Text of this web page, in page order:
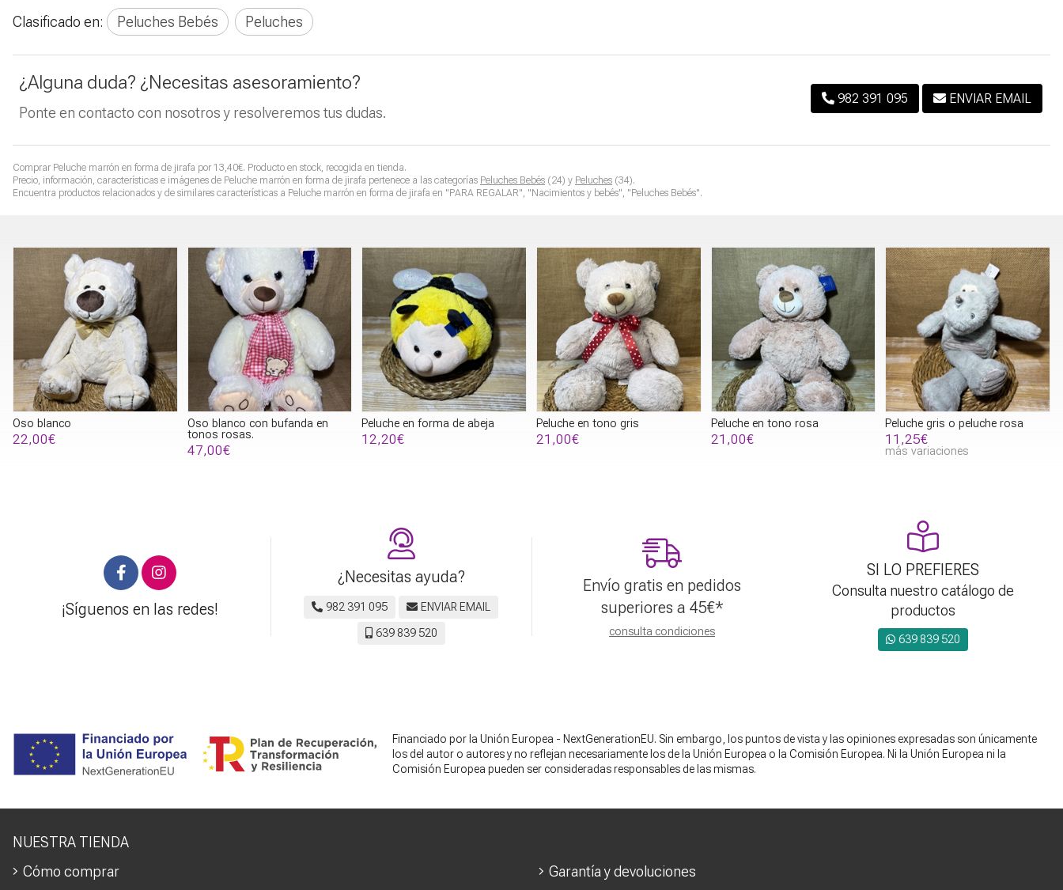
Comprar Peluche marrón en forma de jirafa por 13,40€. Producto en stock, recogida en tienda.
Precio, información, características e imágenes de Peluche marrón en forma de jirafa pertenece a las categorías Peluches Bebés (24) y Peluches (34).
Encuentra productos relacionados y de similares características a Peluche marrón en forma de jirafa en "PARA REGALAR", "Nacimientos y bebés", "Peluches Bebés".
Clasificado en: Peluches Bebés Peluches
¿Alguna duda? ¿Necesitas asesoramiento?
Ponte en contacto con nosotros y resolveremos tus dudas.
982 391 095 ENVIAR EMAIL
Oso blanco
22,00€
Oso blanco con bufanda en
tonos rosas.
47,00€
Peluche en forma de abeja
12,20€
Peluche en tono gris
21,00€
Peluche en tono rosa
21,00€
Peluche gris o peluche rosa
11,25€
más variaciones
¡Síguenos en las redes!
¿Necesitas ayuda?
982 391 095 ENVIAR EMAIL
639 839 520
Envío gratis en pedidos
superiores a 45€*
consulta condiciones
SI LO PREFIERES
Consulta nuestro catálogo de
productos
639 839 520
Financiado por la Unión Europea - NextGenerationEU. Sin embargo, los puntos de vista y las opiniones expresadas son únicamente
los del autor o autores y no reflejan necesariamente los de la Unión Europea o la Comisión Europea. Ni la Unión Europea ni la
Comisión Europea pueden ser consideradas responsables de las mismas.
NUESTRA TIENDA
Cómo comprar
Garantía y devoluciones